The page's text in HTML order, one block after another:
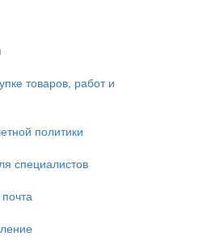
товаров, работ и
политики
специалистов